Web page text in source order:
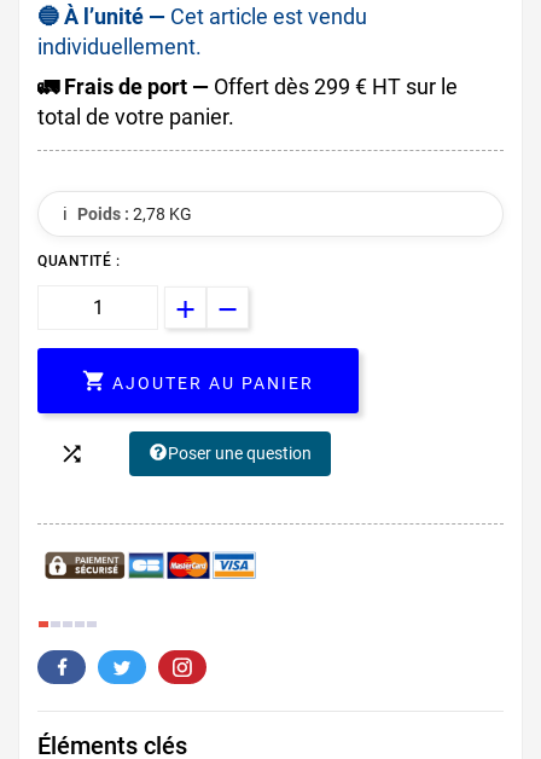
🔵 À l’unité — Cet article est vendu
individuellement.
🚛 Frais de port — Offert dès 299 € HT sur le
total de votre panier.
ℹ️ Poids : 2,78 KG
QUANTITÉ :
 AJOUTER AU PANIER
 Poser une question
Éléments clés